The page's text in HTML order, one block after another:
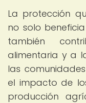
La protección
no solo
también
alimentaria y a
las
el impacto de
producción